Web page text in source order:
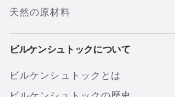
天然の原材料
ビルケンシュトックについて
ビルケンシュトックとは